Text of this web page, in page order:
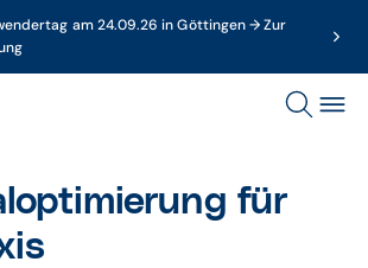
am 24.09.26 in Göttingen → Zur
für